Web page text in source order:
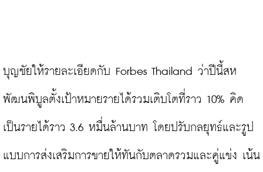
บุญชัยให้รายละเอียดกับ Forbes Thailand ว่าปีนี้สห
พัฒนพิบูลตั้งเป้าหมายรายได้รวมเติบโตที่ราว 10% คิด
เป็นรายได้ราว 3.6 หมื่นล้านบาท โดยปรับกลยุทธ์และรูป
แบบการส่งเสริมการขายให้ทันกับตลาดรวมและคู่แข่ง เน้น